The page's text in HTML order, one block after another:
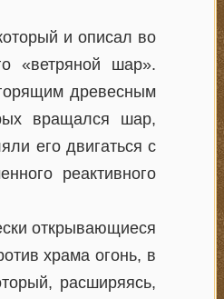
и описал во
«ветряной шар».
древесным
вращался шар,
его двигаться с
реактивного
открывающиеся
храма огонь, в
расширяясь,